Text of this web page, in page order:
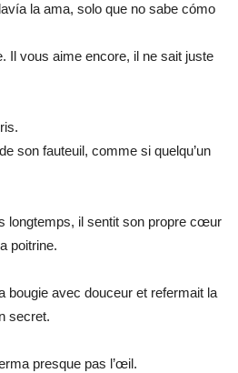
la ama, solo que no sabe cómo
Il vous aime encore, il ne sait juste
son fauteuil, comme si quelqu’un
longtemps, il sentit son propre cœur
poitrine.
bougie avec douceur et refermait la
secret.
presque pas l’œil.